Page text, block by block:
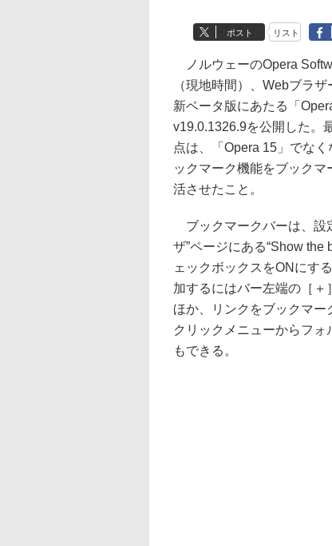
ポスト リスト
ノルウェーのOpera
（現地時間）、Webブラ
新ベータ版にあたる「
v19.0.1326.9を公開した。
点は、「Opera 15」でな
ックマーク機能をブックマ
活させたこと。
ブックマークバーは、設
ザ”ページにある“Show the
ェックボックスをONにす
加するにはバー左端の［
ほか、リンクをブックマ
クリックメニューからフ
もできる。